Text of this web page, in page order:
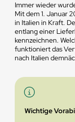
Immer wieder
Mit dem 1. Januar
in Italien in Kraft.
entlang einer
kennzeichnen.
funktioniert das
nach Italien
Wichtige